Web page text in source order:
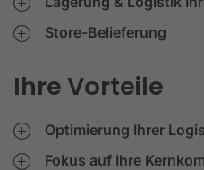
Store-Belieferung
Ihre Vorteile
Optimierung Ihrer
Fokus auf Ihre